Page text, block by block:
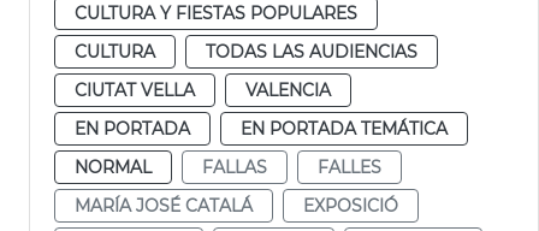
CULTURA Y FIESTAS POPULARES
CULTURA
TODAS LAS AUDIENCIAS
CIUTAT VELLA
VALENCIA
EN PORTADA
EN PORTADA TEMÁTICA
NORMAL
FALLAS
FALLES
MARÍA JOSÉ CATALÁ
EXPOSICIÓ